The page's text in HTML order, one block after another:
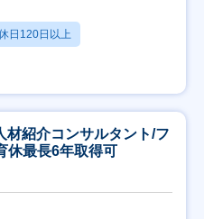
日120日以上
材紹介コンサルタント/フ
休最長6年取得可